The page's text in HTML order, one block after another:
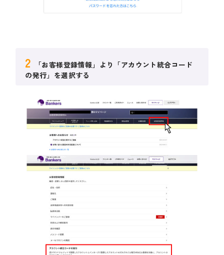
2
「お客様登録情報」より「アカウント統合コード
の発行」を選択する